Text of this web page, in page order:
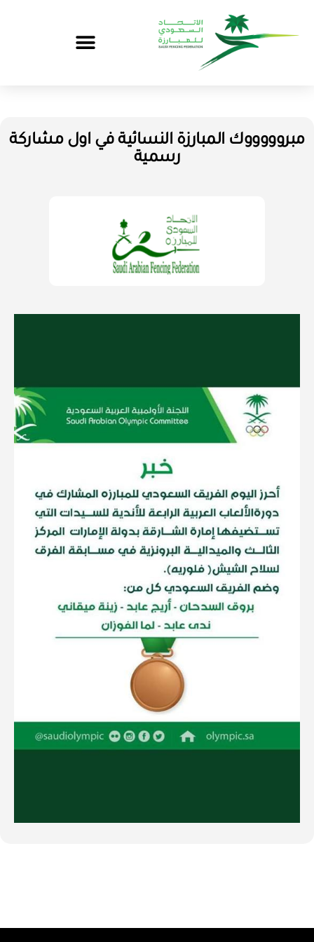
مبروووووك المبارزة النسائية في اول مشاركة
رسمية